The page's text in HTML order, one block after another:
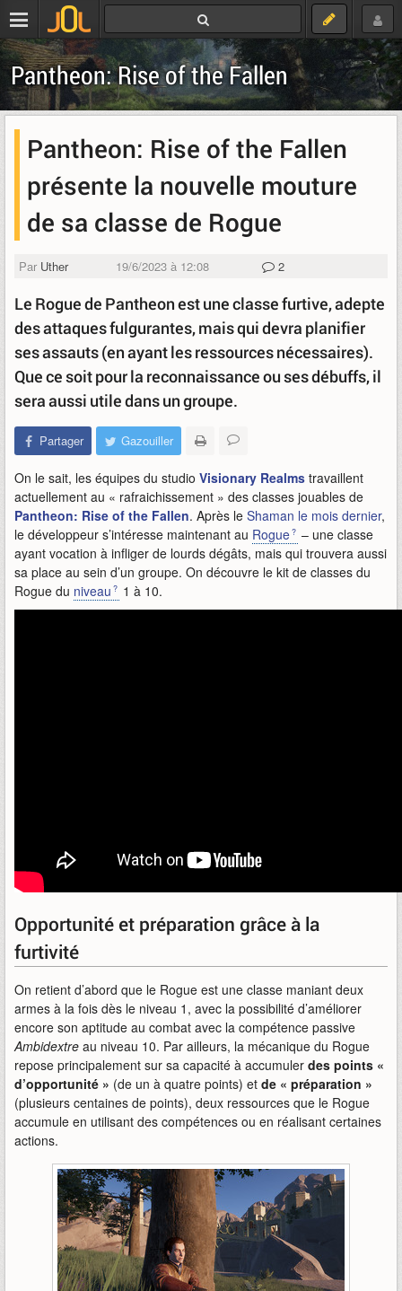
Pantheon: Rise of the Fallen
Pantheon: Rise of the Fallen
présente la nouvelle mouture
de sa classe de Rogue
Par Uther 19/6/2023 à 12:08 2
Le Rogue de Pantheon est une classe furtive, adepte
des attaques fulgurantes, mais qui devra planifier
ses assauts (en ayant les ressources nécessaires).
Que ce soit pour la reconnaissance ou ses débuffs, il
sera aussi utile dans un groupe.
Partager Gazouiller
On le sait, les équipes du studio Visionary Realms travaillent
actuellement au « rafraichissement » des classes jouables de
Pantheon: Rise of the Fallen. Après le Shaman le mois dernier,
le développeur s’intéresse maintenant au Rogue
– une classe
ayant vocation à infliger de lourds dégâts, mais qui trouvera aussi
sa place au sein d’un groupe. On découvre le kit de classes du
Rogue du niveau 1 à 10.
Opportunité et préparation grâce à la
furtivité
On retient d’abord que le Rogue est une classe maniant deux
armes à la fois dès le niveau 1, avec la possibilité d’améliorer
encore son aptitude au combat avec la compétence passive
Ambidextre au niveau 10. Par ailleurs, la mécanique du Rogue
repose principalement sur sa capacité à accumuler des points «
d’opportunité » (de un à quatre points) et de « préparation »
(plusieurs centaines de points), deux ressources que le Rogue
accumule en utilisant des compétences ou en réalisant certaines
actions.